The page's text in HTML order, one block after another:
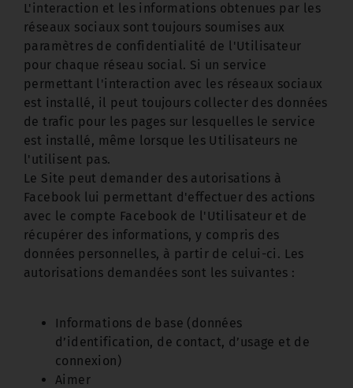
L'interaction et les informations obtenues par les
réseaux sociaux sont toujours soumises aux
paramètres de confidentialité de l'Utilisateur
pour chaque réseau social. Si un service
permettant l'interaction avec les réseaux sociaux
est installé, il peut toujours collecter des données
de trafic pour les pages sur lesquelles le service
est installé, même lorsque les Utilisateurs ne
l'utilisent pas.
Le Site peut demander des autorisations à
Facebook lui permettant d'effectuer des actions
avec le compte Facebook de l'Utilisateur et de
récupérer des informations, y compris des
données personnelles, à partir de celui-ci. Les
autorisations demandées sont les suivantes :
Informations de base (données
d’identification, de contact, d’usage et de
connexion)
Aimer